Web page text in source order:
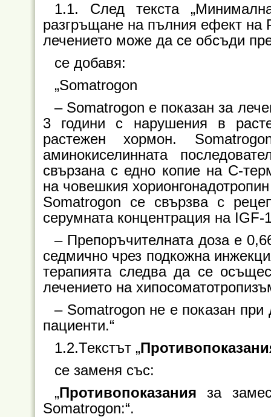
1.1. След текста
разгръщане на пълния ефект на
лечението може да се обсъди
се добавя:
„Somatrogon
– Somatrogon е показан за
3 години с нарушения в
растежен хормон.
аминокиселинната
свързана с едно копие на С-
на човешкия
Somatrogon се свързва с
серумната концентрация на IGF-
– Препоръчителната доза е
седмично чрез подкожна
терапията следва да се
лечението на
– Somatrogon не e показан
пациенти.“
1.2.Текстът „
се заменя със:
„Противопоказания за
Somatrogon:“.